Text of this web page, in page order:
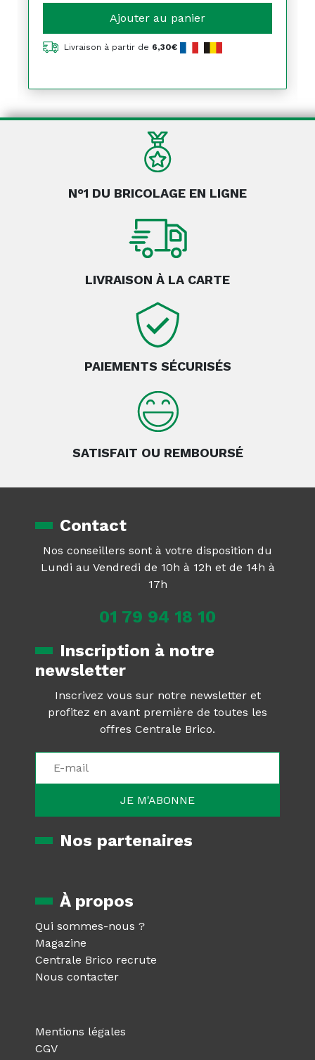
Ajouter au panier
Livraison à partir de 6,30€
N°1 DU BRICOLAGE EN LIGNE
LIVRAISON À LA CARTE
PAIEMENTS SÉCURISÉS
SATISFAIT OU REMBOURSÉ
Contact
Nos conseillers sont à votre disposition du
Lundi au Vendredi de 10h à 12h et de 14h à
17h
01 79 94 18 10
Inscription à notre
newsletter
Inscrivez vous sur notre newsletter et
profitez en avant première de toutes les
offres Centrale Brico.
Nos partenaires
À propos
Qui sommes-nous ?
Magazine
Centrale Brico recrute
Nous contacter
Mentions légales
CGV